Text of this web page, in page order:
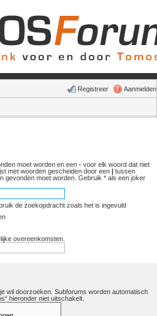
Aanmelden
Registreer
moet worden en een - voor elk woord dat niet
met woorden gescheiden door een | tussen
gevonden moet worden. Gebruik * als een joker
de zoekopdracht zoals het is ingevuld
overeenkomsten.
wil doorzoeken. Subforums worden automatisch
hieronder niet uitschakelt.